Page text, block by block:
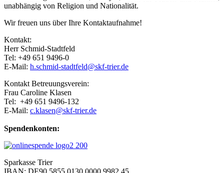
unabhängig von Religion und Nationalität.
Wir freuen uns über Ihre Kontaktaufnahme!
Kontakt:
Herr Schmid-Stadtfeld
Tel: +49 651 9496-0
E-Mail: h.schmid-stadtfeld@skf-trier.de
Kontakt Betreuungsverein:
Frau Caroline Klasen
Tel: +49 651 9496-132
E-Mail: c.klasen@skf-trier.de
Spendenkonten:
Sparkasse Trier
IBAN: DE90 5855 0130 0000 9982 45